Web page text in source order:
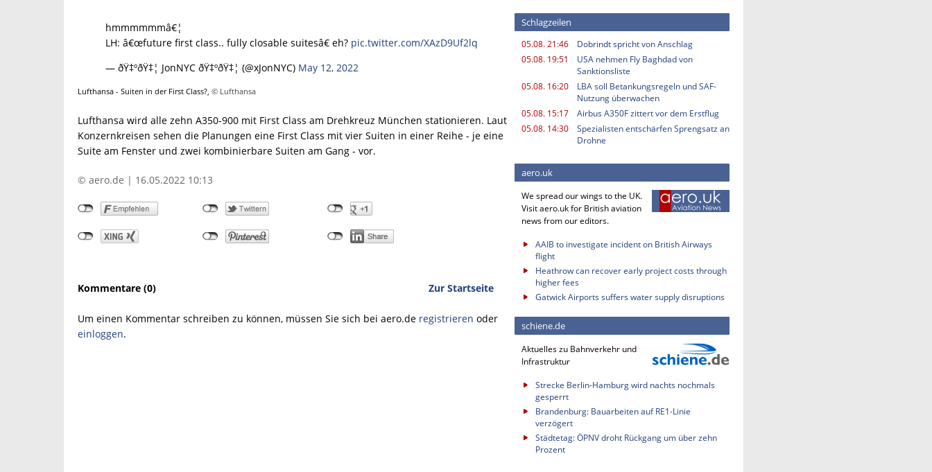
hmmmmmmâ€¦
LH: â€œfuture first class.. fully closable suitesâ€ eh? pic.twitter.com/XAzD9Uf2lq
— ðŸ‡ºðŸ‡¦ JonNYC ðŸ‡ºðŸ‡¦ (@xJonNYC) May 12, 2022
Lufthansa - Suiten in der First Class?, © Lufthansa
Lufthansa wird alle zehn A350-900 mit First Class am Drehkreuz München stationieren. Laut
Konzernkreisen sehen die Planungen eine First Class mit vier Suiten in einer Reihe - je eine
Suite am Fenster und zwei kombinierbare Suiten am Gang - vor.
© aero.de | 16.05.2022 10:13
Kommentare (0) Zur Startseite
Um einen Kommentar schreiben zu können, müssen Sie sich bei aero.de registrieren oder
einloggen.
Schlagzeilen
05.08. 21:46
Dobrindt spricht von Anschlag
05.08. 19:51
USA nehmen Fly Baghdad von
Sanktionsliste
05.08. 16:20
LBA soll Betankungsregeln und SAF-
Nutzung überwachen
05.08. 15:17
Airbus A350F zittert vor dem Erstflug
05.08. 14:30
Spezialisten entschärfen Sprengsatz an
Drohne
aero.uk
We spread our wings to the UK.
Visit aero.uk for British aviation
news from our editors.
AAIB to investigate incident on British Airways
flight
Heathrow can recover early project costs through
higher fees
Gatwick Airports suffers water supply disruptions
schiene.de
Aktuelles zu Bahnverkehr und
Infrastruktur
Strecke Berlin-Hamburg wird nachts nochmals
gesperrt
Brandenburg: Bauarbeiten auf RE1-Linie
verzögert
Städtetag: ÖPNV droht Rückgang um über zehn
Prozent